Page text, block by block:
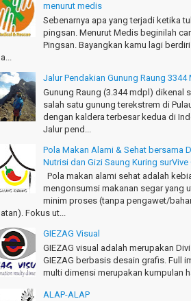
- Kudus
banget Pantai Batukaras!
- Kuningan
Osaka Japan
palace
- Fukusima Japan
menurut medis
Sebenarnya apa yang terjadi ketika
pingsan. Menurut Medis beginilah
Pingsan. Bayangkan kamu lagi
Jalur Pendakian Gunung Raung 3344
Gunung Raung (3.344 mdpl) dikenal
salah satu gunung terekstrem di
dengan kaldera terbesar kedua di
Jalur pend...
Pola Makan Alami & Sehat bersama
Nutrisi dan Gizi Saung Kuring surVive
Pola makan alami sehat adalah
mengonsumsi makanan segar yang
minim proses (tanpa pengawet/
Fokus ut...
GIEZAG Visual
GIEZAG visual adalah merupakan
GIEZAG berbasis desain grafis. Full
multi dimensi merupakan kumpulan
ALAP-ALAP